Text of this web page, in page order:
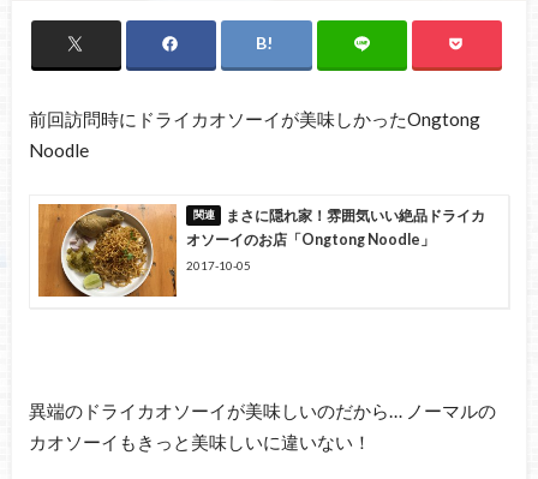
前回訪問時にドライカオソーイが美味しかったOngtong
Noodle
まさに隠れ家！雰囲気いい絶品ドライカ
オソーイのお店「Ongtong Noodle」
2017-10-05
異端のドライカオソーイが美味しいのだから… ノーマルの
カオソーイもきっと美味しいに違いない！